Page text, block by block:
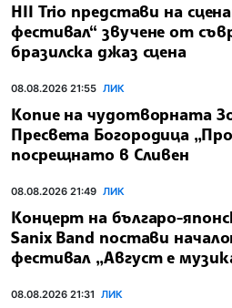
HII Trio представи на
фестивал“ звучене от
бразилска джаз сцена
08.08.2026 21:55 ЛИК
Копие на чудотворната
Пресвета Богородица
посрещнато в Сливен
08.08.2026 21:49 ЛИК
Концерт на българо-
Sanix Band постави
фестивал „Август е
08.08.2026 21:31 ЛИК